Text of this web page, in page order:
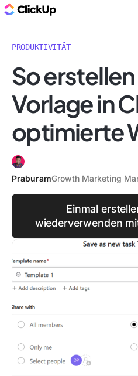
PRODUKTIVITÄT
So
Vorlage in
optimierte
PraburamGrowth Marketing
Einmal
wiederverwenden